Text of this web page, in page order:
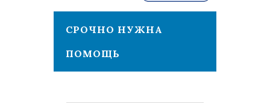
СРОЧНО НУЖНА
ПОМОЩЬ